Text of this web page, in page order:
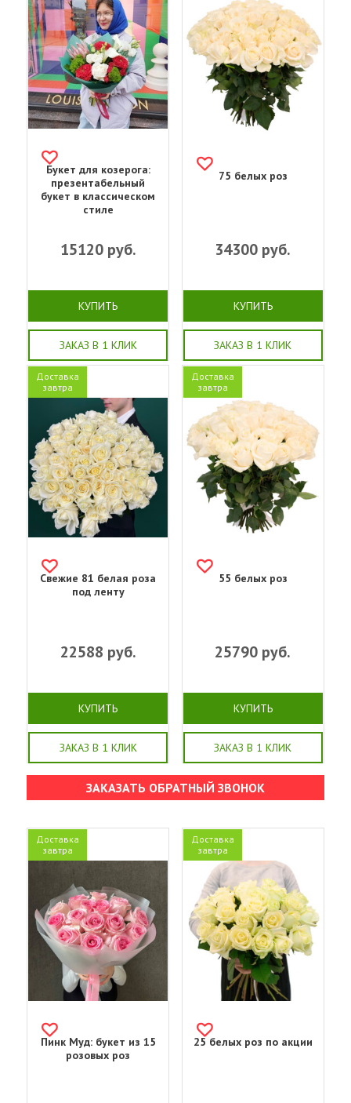
Букет для козерога:
презентабельный
букет в классическом
стиле
15120руб.
КУПИТЬ
ЗАКАЗ В 1 КЛИК
75 белых роз
34300 руб.
КУПИТЬ
ЗАКАЗ В 1 КЛИК
Доставка
завтра
Свежие 81 белая роза
под ленту
22588 руб.
КУПИТЬ
ЗАКАЗ В 1 КЛИК
Доставка
завтра
55 белых роз
25790 руб.
КУПИТЬ
ЗАКАЗ В 1 КЛИК
ЗАКАЗАТЬ ОБРАТНЫЙ ЗВОНОК
Доставка
завтра
Пинк Муд: букет из 15
розовых роз
Доставка
завтра
25 белых роз по акции